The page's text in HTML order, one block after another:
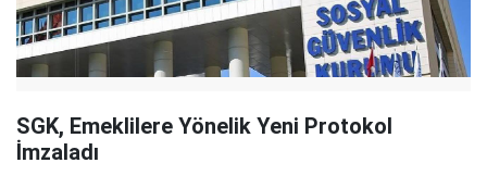
SGK, Emeklilere Yönelik Yeni Protokol
İmzaladı